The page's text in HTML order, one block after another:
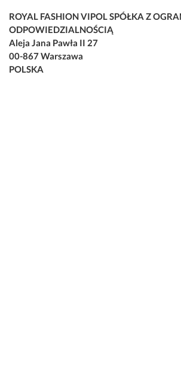
ROYAL FASHION VIPOL SPÓŁKA Z
ODPOWIEDZIALNOŚCIĄ
Aleja Jana Pawła II 27
00-867 Warszawa
POLSKA